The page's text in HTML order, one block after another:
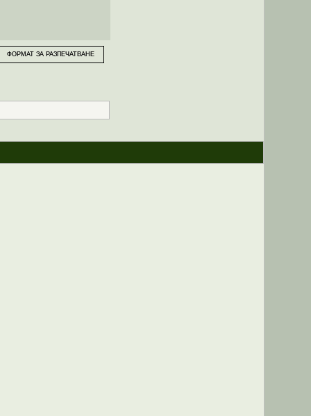
ФОРМАТ ЗА РАЗПЕЧАТВАНЕ